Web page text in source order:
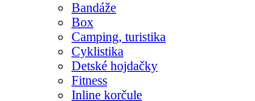
Bandáže
Box
Camping, turistika
Cyklistika
Detské hojdačky
Fitness
Inline korčule